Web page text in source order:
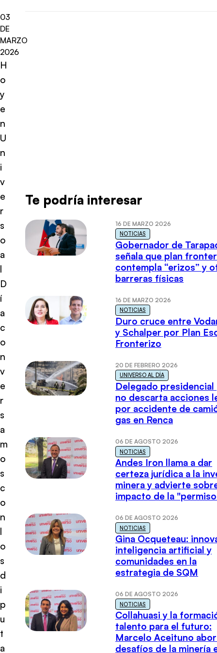
03
DE
MARZO
2026
H
o
y
e
n
U
n
i
v
e
r
s
o
a
l
D
í
a
c
o
n
v
e
r
s
a
m
o
s
c
o
n
l
o
s
d
i
p
u
t
a
Te podría interesar
16 DE MARZO 2026
NOTICIAS
Gobernador de
señala que plan
contempla “erizos” y
barreras físicas
16 DE MARZO 2026
NOTICIAS
Duro cruce entre
y Schalper por Plan
Fronterizo
20 DE FEBRERO 2026
UNIVERSO AL DÍA
Delegado presidencial
no descarta acciones
por accidente de
gas en Renca
06 DE AGOSTO 2026
NOTICIAS
Andes Iron llama a dar
certeza jurídica a la
minera y advierte
impacto de la
06 DE AGOSTO 2026
NOTICIAS
Gina Ocqueteau:
inteligencia artificial y
comunidades en la
estrategia de SQM
06 DE AGOSTO 2026
NOTICIAS
Collahuasi y la
talento para el futuro:
Marcelo Aceituno
desafíos de la minería